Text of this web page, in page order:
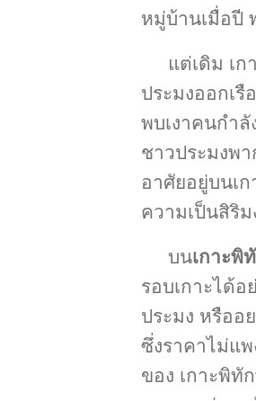
หมู่บ้านเมื่อปี
แต่เดิม เ
ประมงออกเ
พบเงาคนกำลั
ชาวประมงพ
อาศัยอยู่บนเก
ความเป็นสิริ
บนเกาะพิ
รอบเกาะได้
ประมง หรืออ
ซึ่งราคาไม่แ
ของ เกาะพิทั